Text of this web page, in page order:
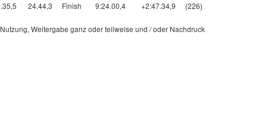
24.44,3 Finish 9:24.00,4 +2:47.34,9 (226)
Weitergabe ganz oder teilweise und / oder Nachdruck